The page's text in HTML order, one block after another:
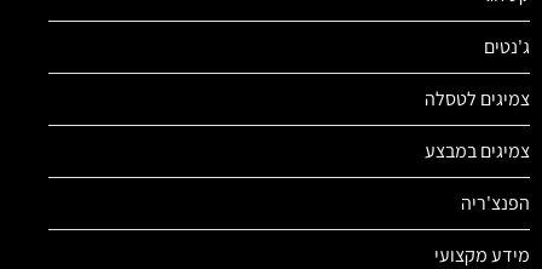
ג'נטים
צמיגים לטסלה
צמיגים במבצע
הפנצ'ריה
מידע מקצועי